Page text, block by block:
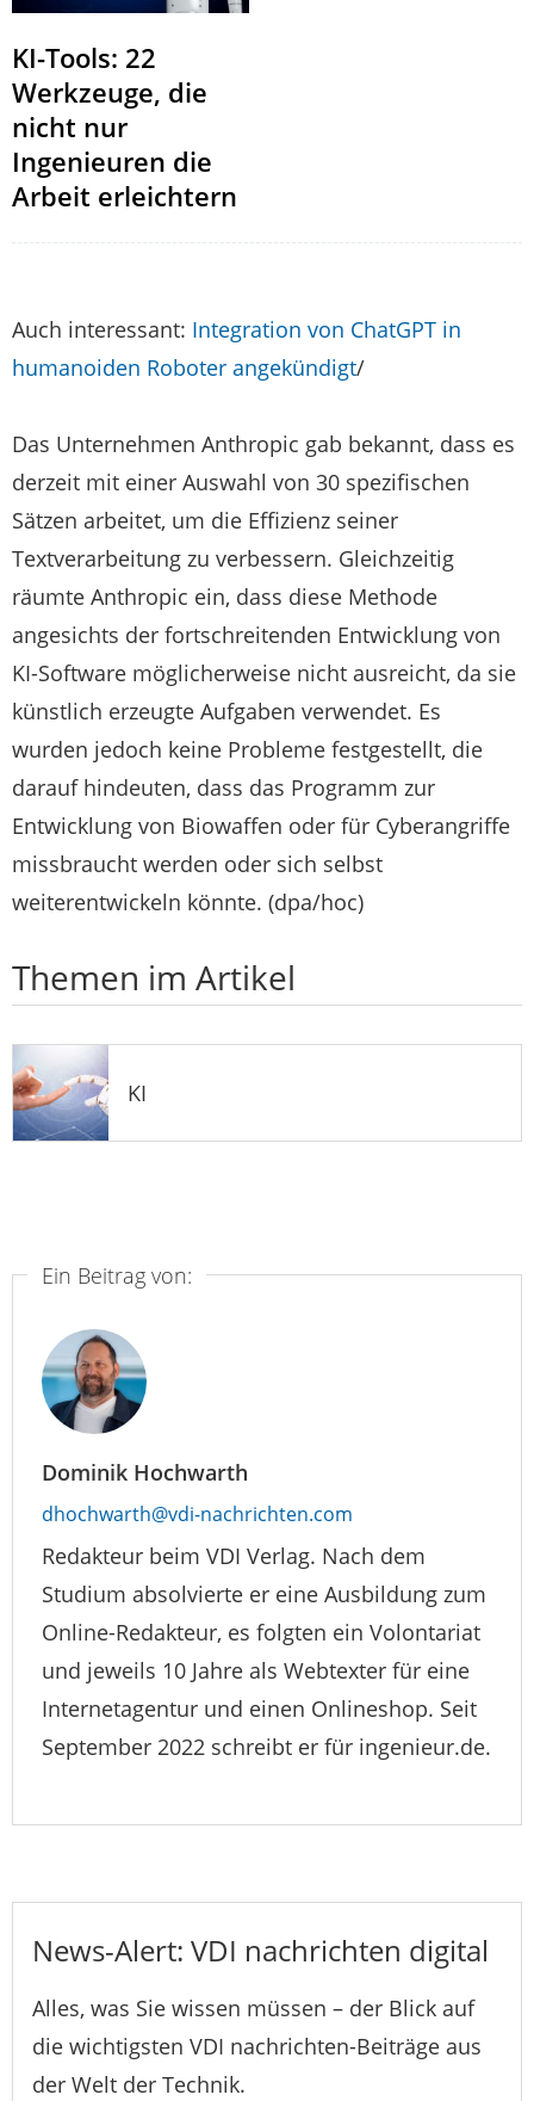
KI-Tools: 22
Werkzeuge, die
nicht nur
Ingenieuren die
Arbeit erleichtern
Auch interessant: Integration von ChatGPT in
humanoiden Roboter angekündigt/
Das Unternehmen Anthropic gab bekannt, dass es
derzeit mit einer Auswahl von 30 spezifischen
Sätzen arbeitet, um die Effizienz seiner
Textverarbeitung zu verbessern. Gleichzeitig
räumte Anthropic ein, dass diese Methode
angesichts der fortschreitenden Entwicklung von
KI-Software möglicherweise nicht ausreicht, da sie
künstlich erzeugte Aufgaben verwendet. Es
wurden jedoch keine Probleme festgestellt, die
darauf hindeuten, dass das Programm zur
Entwicklung von Biowaffen oder für Cyberangriffe
missbraucht werden oder sich selbst
weiterentwickeln könnte. (dpa/hoc)
Themen im Artikel
KI
Ein Beitrag von:
Dominik Hochwarth
dhochwarth@vdi-nachrichten.com
Redakteur beim VDI Verlag. Nach dem
Studium absolvierte er eine Ausbildung zum
Online-Redakteur, es folgten ein Volontariat
und jeweils 10 Jahre als Webtexter für eine
Internetagentur und einen Onlineshop. Seit
September 2022 schreibt er für ingenieur.de.
News-Alert: VDI nachrichten digital
Alles, was Sie wissen müssen – der Blick auf
die wichtigsten VDI nachrichten-Beiträge aus
der Welt der Technik.